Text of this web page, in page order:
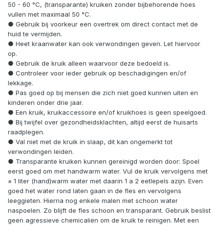
50 - 60 °C, (transparante) kruiken zonder bijbehorende hoes
vullen met maximaal 50 °C.
● Gebruik bij voorkeur een overtrek om direct contact met de
huid te vermijden.
● Heet kraanwater kan ook verwondingen geven. Let hiervoor
op.
● Gebruik de kruik alleen waarvoor deze bedoeld is.
● Controleer voor ieder gebruik op beschadigingen en/of
lekkage.
● Pas goed op bij mensen die zich niet goed kunnen uiten en
kinderen onder drie jaar.
● Een kruik, kruikaccessoire en/of kruikhoes is geen speelgoed.
● Bij twijfel over gezondheidsklachten, altijd eerst de huisarts
raadplegen.
● Val niet met de kruik in slaap, dit kan ongemerkt tot
verwondingen leiden.
● Transparante kruiken kunnen gereinigd worden door: Spoel
eerst goed om met handwarm water. Vul de kruik vervolgens met
± 1 liter (hand)warm water met daarin 1 a 2 eetlepels azijn. Even
goed het water rond laten gaan in de fles en vervolgens
leeggieten. Hierna nog enkele malen met schoon water
naspoelen. Zo blijft de fles schoon en transparant. Gebruik beslist
geen agressieve chemicaliën om de kruik te reinigen. Met een